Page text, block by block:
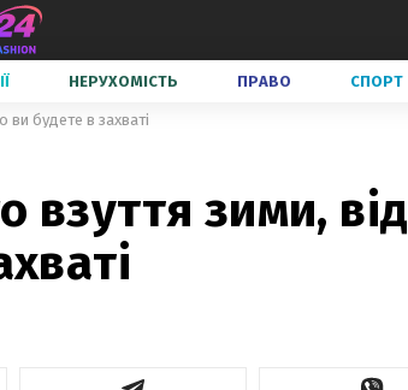
НЕРУХОМІСТЬ ПРАВО СПОРТ
ви будете в захваті
взуття зими, від